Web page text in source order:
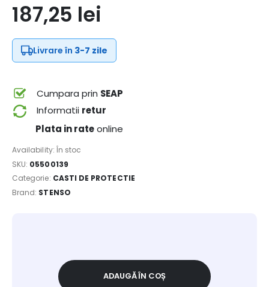
187,25 lei
Livrare în 3-7 zile
Cumpara prin SEAP
Informatii retur
Plata in rateonline
Availability: În stoc
SKU: 05500139
Categorie: CASTI DE PROTECTIE
Brand: STENSO
ADAUGĂ ÎN COȘ